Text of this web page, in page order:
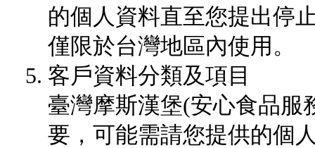
的個人資料直至您提出停
僅限於台灣地區內使用。
客戶資料分類及項目
臺灣摩斯漢堡(安心食品服
要，可能需請您提供的個